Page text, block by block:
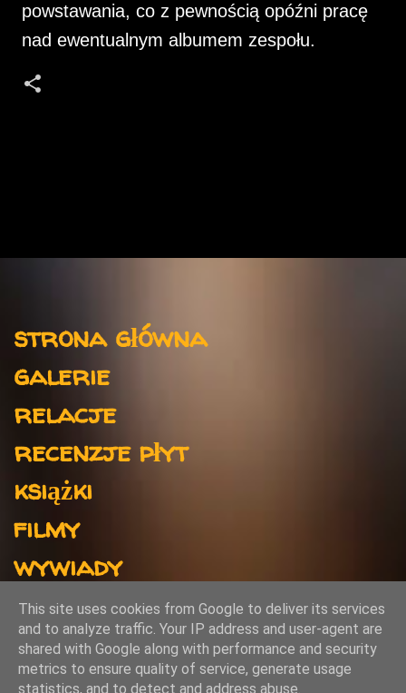
powstawania, co z pewnością opóźni pracę
nad ewentualnym albumem zespołu.
r
z
strona główna
galerie
relacje
recenzje płyt
książki
filmy
wywiady
kontakt
Obsługiwane przez usługę Blogger
This site uses cookies from Google to deliver its services
and to analyze traffic. Your IP address and user-agent are
shared with Google along with performance and security
metrics to ensure quality of service, generate usage
statistics, and to detect and address abuse.